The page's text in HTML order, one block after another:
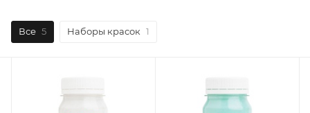
Все 5 Наборы красок 1